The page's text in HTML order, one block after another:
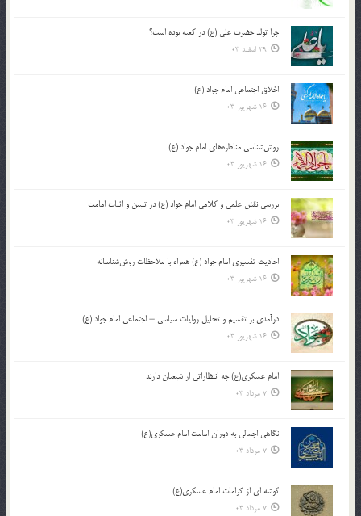
چرا تولد حضرت علی (ع) در کعبه بوده است؟
29 اسفند 03
اخلاق اجتماعی امام جواد (ع)
16 شهریور 03
روش‌شناسی مناظره‌های امام جواد (ع)
16 شهریور 03
بررسی نقش علمی و کلامی امام جواد (ع) در تبیین و اثبات امامت
16 شهریور 03
احادیث تفسیری امام جواد (ع) همراه با ملاحظات روش‌شناسانه
16 شهریور 03
درآمدی بر تقسیم و تحلیل روایات سیاسی – اجتماعی امام جواد (ع)
16 شهریور 03
امام عسکری(ع) چه انتظاراتی از شیعیان دارند
7 مرداد 03
نگاهی اجمالی به دوران امامت امام عسکری(ع)
7 مرداد 03
گوشه ای از کرامات امام عسکری(ع)
7 مرداد 03